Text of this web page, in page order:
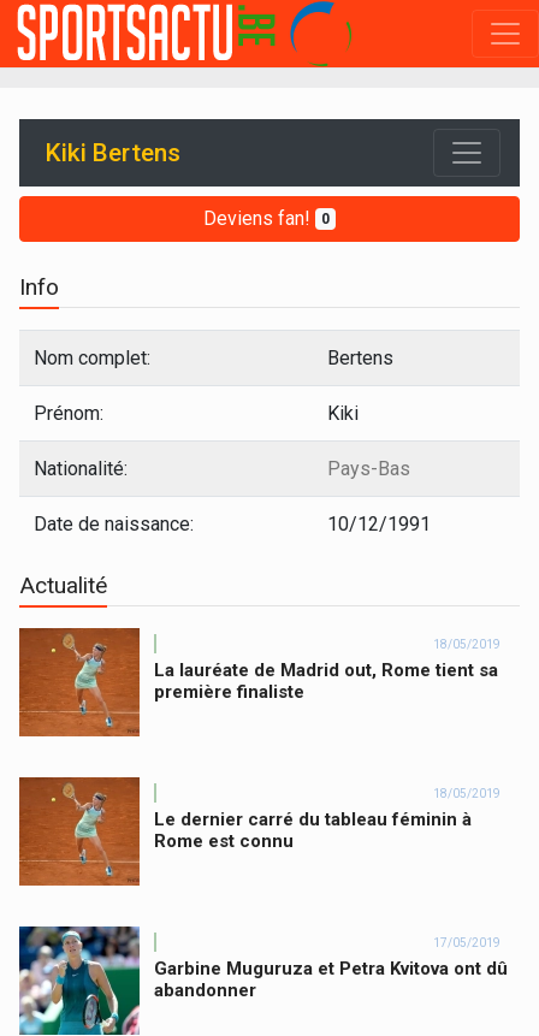
Kiki Bertens
Deviens fan! 0
Info
Nom complet: Bertens
Prénom: Kiki
Nationalité: Pays-Bas
Date de naissance: 10/12/1991
Actualité
18/05/2019
La lauréate de Madrid out, Rome tient sa
première finaliste
18/05/2019
Le dernier carré du tableau féminin à
Rome est connu
17/05/2019
Garbine Muguruza et Petra Kvitova ont dû
abandonner